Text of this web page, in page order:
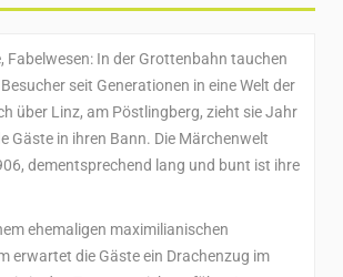
Fabelwesen: In der Grottenbahn tauchen
seit Generationen in eine Welt der
über Linz, am Pöstlingberg, zieht sie Jahr
Gäste in ihren Bann. Die Märchenwelt
dementsprechend lang und bunt ist ihre
ehemaligen maximilianischen
erwartet die Gäste ein Drachenzug im